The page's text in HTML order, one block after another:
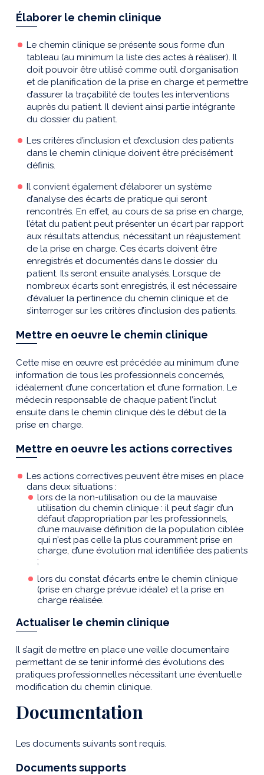
Élaborer le chemin clinique
Le chemin clinique se présente sous forme d’un
tableau (au minimum la liste des actes à réaliser). Il
doit pouvoir être utilisé comme outil d’organisation
et de planification de la prise en charge et permettre
d’assurer la traçabilité de toutes les interventions
auprès du patient. Il devient ainsi partie intégrante
du dossier du patient.
Les critères d’inclusion et d’exclusion des patients
dans le chemin clinique doivent être précisément
définis.
Il convient également d’élaborer un système
d’analyse des écarts de pratique qui seront
rencontrés. En effet, au cours de sa prise en charge,
l’état du patient peut présenter un écart par rapport
aux résultats attendus, nécessitant un réajustement
de la prise en charge. Ces écarts doivent être
enregistrés et documentés dans le dossier du
patient. Ils seront ensuite analysés. Lorsque de
nombreux écarts sont enregistrés, il est nécessaire
d’évaluer la pertinence du chemin clinique et de
s’interroger sur les critères d’inclusion des patients.
Mettre en oeuvre le chemin clinique
Cette mise en œuvre est précédée au minimum d’une
information de tous les professionnels concernés,
idéalement d’une concertation et d’une formation. Le
médecin responsable de chaque patient l’inclut
ensuite dans le chemin clinique dès le début de la
prise en charge.
Mettre en oeuvre les actions correctives
Les actions correctives peuvent être mises en place
dans deux situations :
lors de la non-utilisation ou de la mauvaise
utilisation du chemin clinique : il peut s’agir d’un
défaut d’appropriation par les professionnels,
d’une mauvaise définition de la population ciblée
qui n’est pas celle la plus couramment prise en
charge, d’une évolution mal identifiée des patients
;
lors du constat d’écarts entre le chemin clinique
(prise en charge prévue idéale) et la prise en
charge réalisée.
Actualiser le chemin clinique
Il s’agit de mettre en place une veille documentaire
permettant de se tenir informé des évolutions des
pratiques professionnelles nécessitant une éventuelle
modification du chemin clinique.
Documentation
Les documents suivants sont requis.
Documents supports